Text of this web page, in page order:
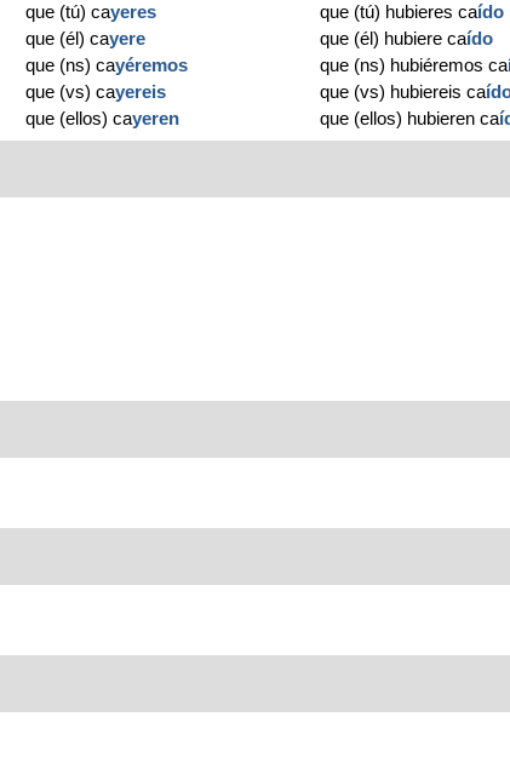
que (tú) cayeres
que (él) cayere
que (ns) cayéremos
que (vs) cayereis
que (ellos) cayeren
que (tú) hubieres caído
que (él) hubiere caído
que (ns) hubiéremos ca
que (vs) hubiereis ca
que (ellos) hubieren ca